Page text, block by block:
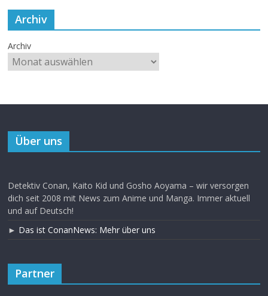
Archiv
Archiv
Über uns
Detektiv Conan, Kaito Kid und Gosho Aoyama – wir versorgen
dich seit 2008 mit News zum Anime und Manga. Immer aktuell
und auf Deutsch!
► Das ist ConanNews: Mehr über uns
Partner